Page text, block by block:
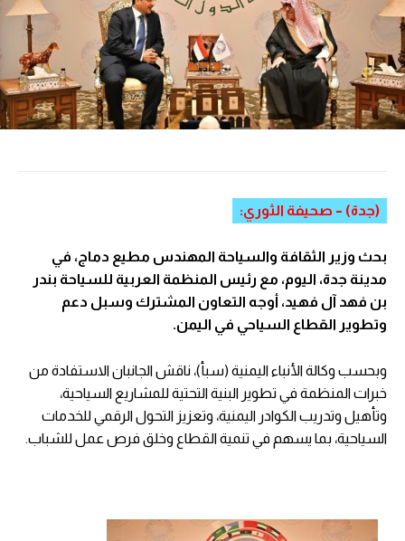
(جدة) – صحيفة الثوري:
بحث وزير الثقافة والسياحة المهندس مطيع دماج، في
مدينة جدة، اليوم، مع رئيس المنظمة العربية للسياحة بندر
بن فهد آل فهيد، أوجه التعاون المشترك وسبل دعم
وتطوير القطاع السياحي في اليمن.
وبحسب وكالة الأنباء اليمنية (سبأ)، ناقش الجانبان الاستفادة من
خبرات المنظمة في تطوير البنية التحتية للمشاريع السياحية،
وتأهيل وتدريب الكوادر اليمنية، وتعزيز التحول الرقمي للخدمات
السياحية، بما يسهم في تنمية القطاع وخلق فرص عمل للشباب.